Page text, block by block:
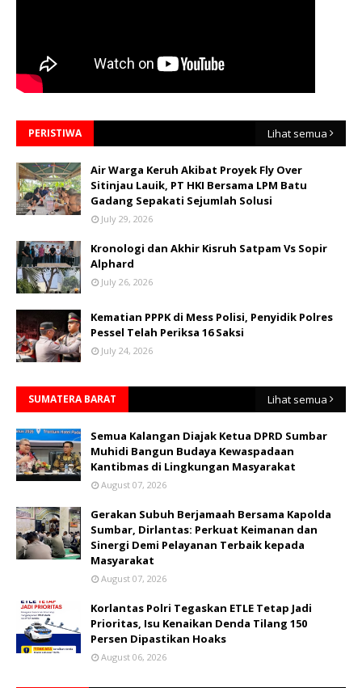
PERISTIWA Lihat semua
Air Warga Keruh Akibat Proyek Fly Over
Sitinjau Lauik, PT HKI Bersama LPM Batu
Gadang Sepakati Sejumlah Solusi
July 29, 2026
Kronologi dan Akhir Kisruh Satpam Vs Sopir
Alphard
July 26, 2026
Kematian PPPK di Mess Polisi, Penyidik Polres
Pessel Telah Periksa 16 Saksi
July 24, 2026
SUMATERA BARAT Lihat semua
Semua Kalangan Diajak Ketua DPRD Sumbar
Muhidi Bangun Budaya Kewaspadaan
Kantibmas di Lingkungan Masyarakat
August 07, 2026
Gerakan Subuh Berjamaah Bersama Kapolda
Sumbar, Dirlantas: Perkuat Keimanan dan
Sinergi Demi Pelayanan Terbaik kepada
Masyarakat
August 07, 2026
Korlantas Polri Tegaskan ETLE Tetap Jadi
Prioritas, Isu Kenaikan Denda Tilang 150
Persen Dipastikan Hoaks
August 06, 2026